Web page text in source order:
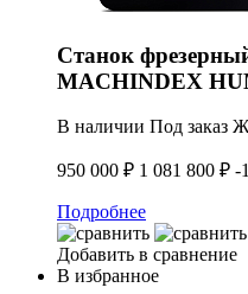
Станок
MACHINDEX
В наличии Под заказ
950 000 ₽ 1 081 800 ₽ -
Подробнее
Добавить в сравнение
В избранное